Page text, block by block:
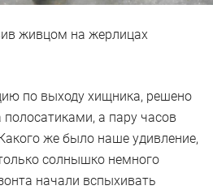
живцом на жерлицах
по выходу хищника, решено
а пару часов
же было наше удивление,
солнышко немного
начали вспыхивать